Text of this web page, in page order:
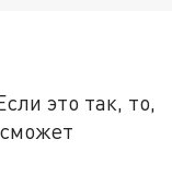
это так, то,